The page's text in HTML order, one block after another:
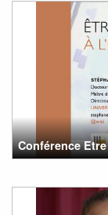
Conférence